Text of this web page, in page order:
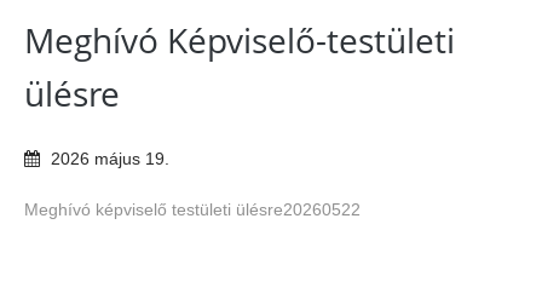
Meghívó Képviselő-testületi
ülésre
2026 május 19
Meghívó képviselő testületi ülésre20260522